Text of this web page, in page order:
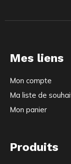
Mes liens
Mon compte
Ma liste de
Mon panier
Produits